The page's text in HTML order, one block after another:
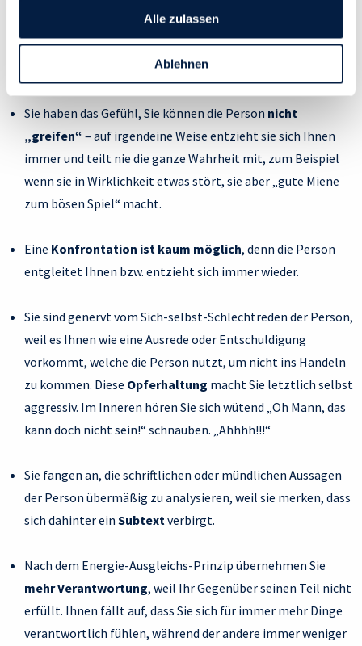
Ecke des Bildschirms klickst. Lies mehr darüber, wie wir
Cookies und andere Technologien zur Erfassung
Personen bezogener Daten verwenden:
Alle zulassen
Ablehnen
Sie können sich auf die Personnicht verlassen, da selbst
bei Absprachen immer wieder „etwas dazwischenkommt“.
Sie haben das Gefühl, Sie können die Person nicht
„greifen“ – auf irgendeine Weise entzieht sie sich Ihnen
immer und teilt nie die ganze Wahrheit mit, zum Beispiel
wenn sie in Wirklichkeit etwas stört, sie aber „gute Miene
zum bösen Spiel“ macht.
Eine Konfrontation ist kaum möglich, denn die Person
entgleitet Ihnen bzw. entzieht sich immer wieder.
Sie sind genervt vom Sich-selbst-Schlechtreden der Person,
weil es Ihnen wie eine Ausrede oder Entschuldigung
vorkommt, welche die Person nutzt, um nicht ins Handeln
zu kommen. Diese Opferhaltung macht Sie letztlich selbst
aggressiv. Im Inneren hören Sie sich wütend „Oh Mann, das
kann doch nicht sein!“ schnauben. „Ahhhh!!!“
Sie fangen an, die schriftlichen oder mündlichen Aussagen
der Person übermäßig zu analysieren, weil sie merken, dass
sich dahinter ein Subtextverbirgt.
Nach dem Energie-Ausgleichs-Prinzip übernehmen Sie
mehr Verantwortung, weil Ihr Gegenüber seinen Teil nicht
erfüllt. Ihnen fällt auf, dass Sie sich für immer mehr Dinge
verantwortlich fühlen, während der andere immer weniger